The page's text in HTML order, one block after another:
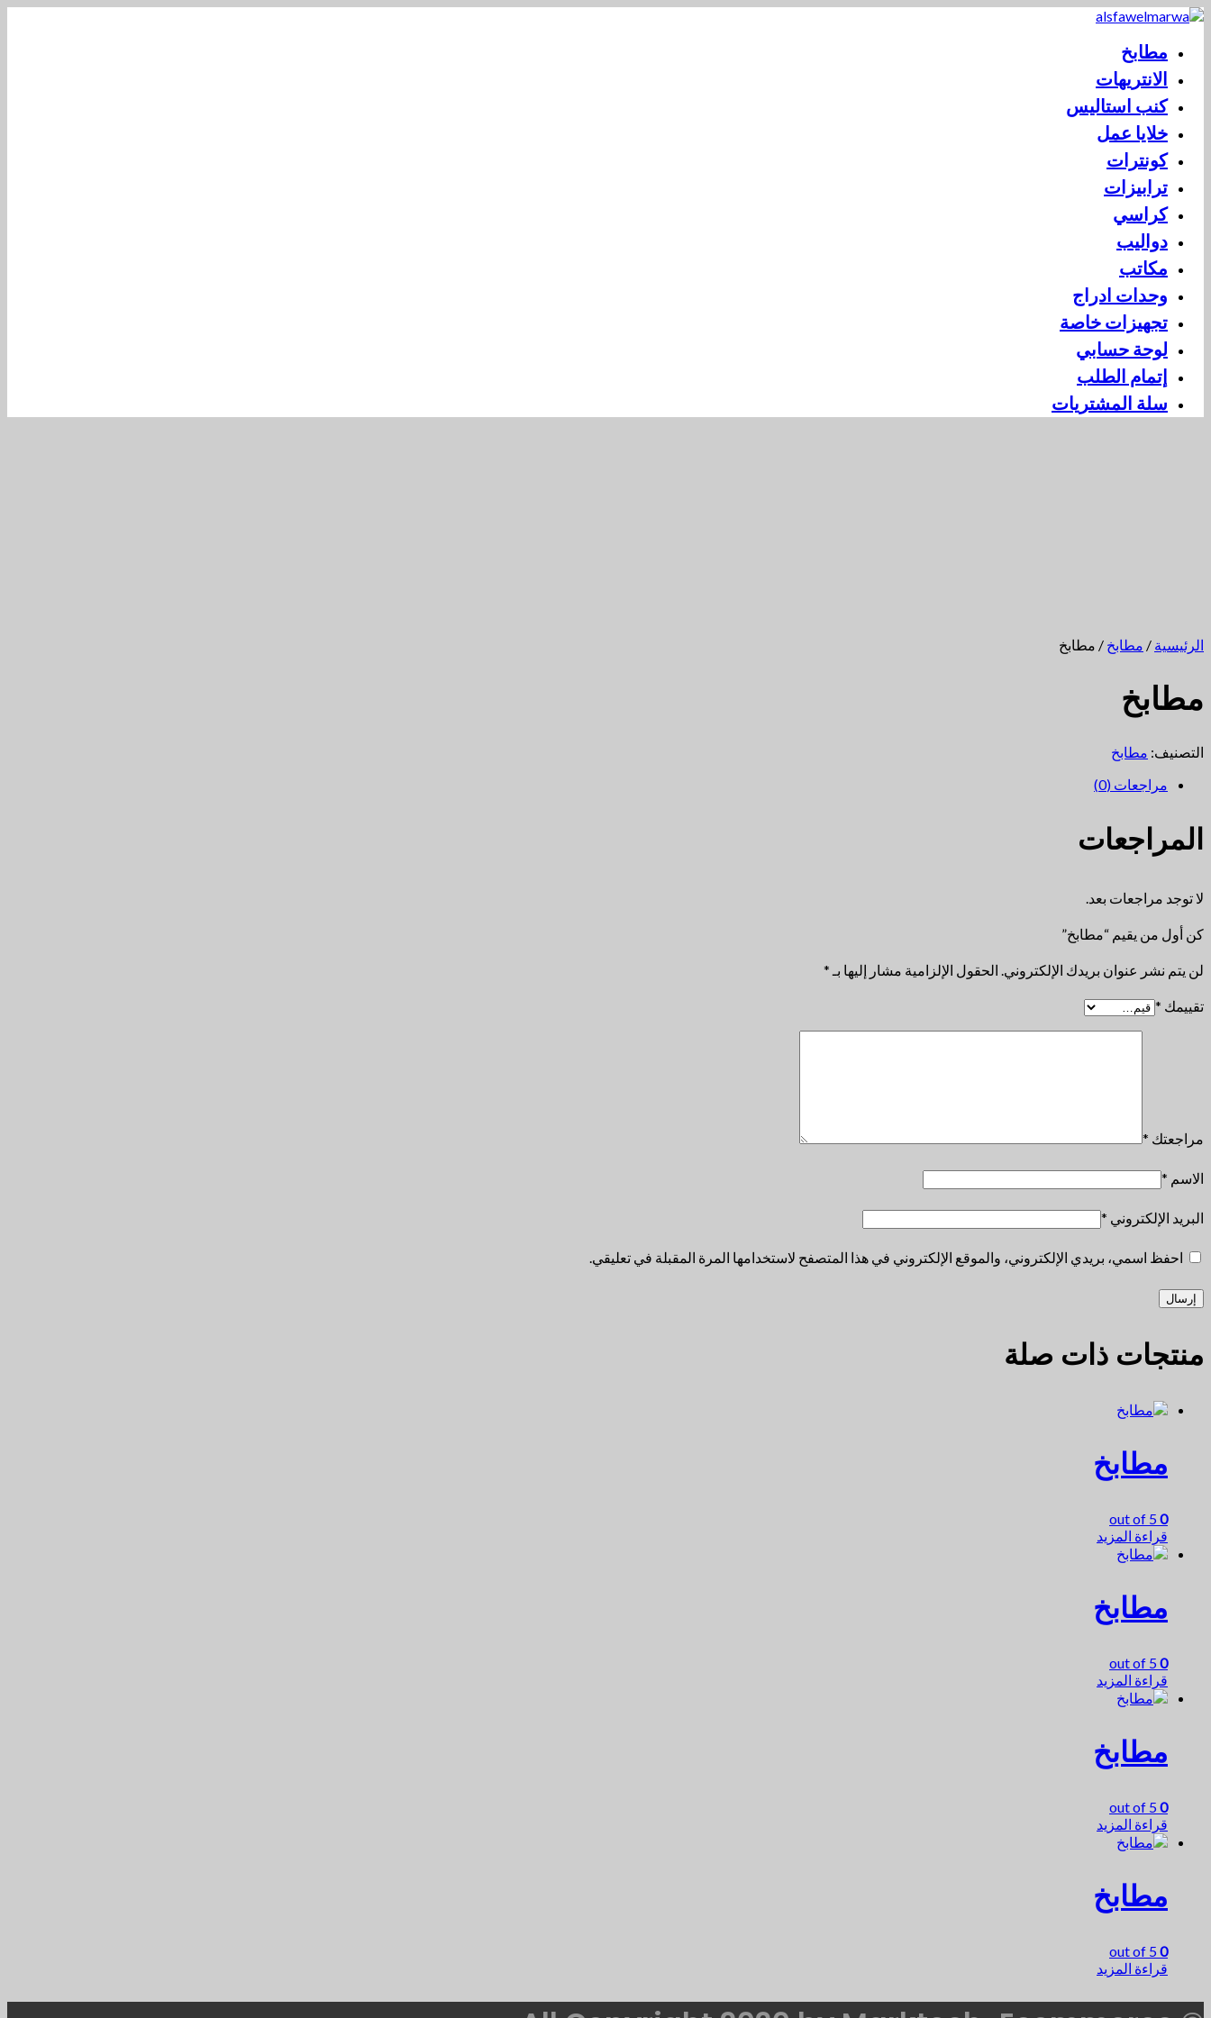
مطابخ
الانتريهات
كنب استاليس
خلايا عمل
كونترات
ترابيزات
كراسي
دواليب
مكاتب
وحدات ادراج
تجهيزات خاصة
لوحة حسابي
إتمام الطلب
سلة المشتريات
الرئيسية / مطابخ / مطابخ
مطابخ
التصنيف: مطابخ
مراجعات (0)
المراجعات
لا توجد مراجعات بعد.
كن أول من يقيم “مطابخ”
لن يتم نشر عنوان بريدك الإلكتروني. الحقول الإلزامية مشار إليها بـ *
تقييمك *
مراجعتك *
الاسم *
البريد الإلكتروني *
احفظ اسمي، بريدي الإلكتروني، والموقع الإلكتروني في هذا المتصفح لاستخدامها المرة المقبلة في تعليقي.
منتجات ذات صلة
مطابخ
0
قراءة المزيد
مطابخ
0
قراءة المزيد
مطابخ
0
قراءة المزيد
مطابخ
0
قراءة المزيد